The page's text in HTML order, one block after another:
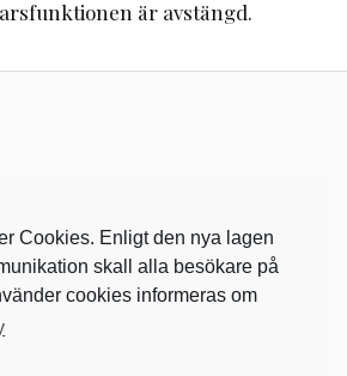
är avstängd.
Cookies. Enligt den nya lagen
skall alla besökare på
cookies informeras om